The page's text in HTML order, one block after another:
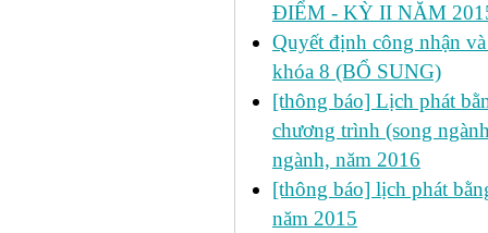
ĐIỂM - KỲ II NĂM
Quyết định công nhận
khóa 8 (BỔ SUNG)
[thông báo] Lịch phát
chương trình (song
ngành, năm 2016
[thông báo] lịch phát
năm 2015